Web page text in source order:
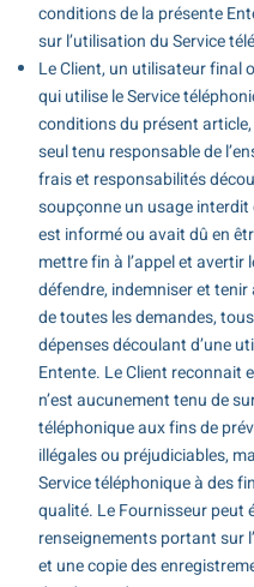
conditions de la présente
sur l’utilisation du Service
Le Client, un utilisateur final
qui utilise le Service
conditions du présent
seul tenu responsable de
frais et responsabilités
soupçonne un usage interdit
est informé ou avait dû en
mettre fin à l’appel et avertir
défendre, indemniser et tenir
de toutes les demandes,
dépenses découlant d’une
Entente. Le Client reconnait
n’est aucunement tenu de
téléphonique aux fins de
illégales ou préjudiciables,
Service téléphonique à des
qualité. Le Fournisseur peut
renseignements portant sur
et une copie des